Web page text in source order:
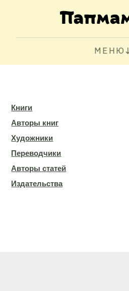
МЕНЮ
Книги
Авторы книг
Художники
Переводчики
Авторы статей
Издательства